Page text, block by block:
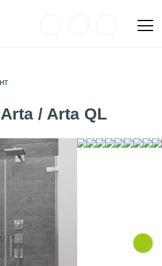
/ Arta QL